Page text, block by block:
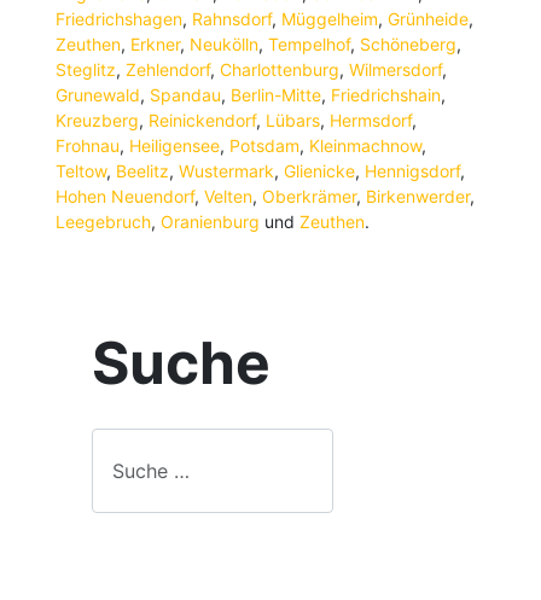
Friedrichshagen, Rahnsdorf, Müggelheim, Grünheide,
Zeuthen, Erkner, Neukölln, Tempelhof, Schöneberg,
Steglitz, Zehlendorf, Charlottenburg, Wilmersdorf,
Grunewald, Spandau, Berlin-Mitte, Friedrichshain,
Kreuzberg, Reinickendorf, Lübars, Hermsdorf,
Frohnau, Heiligensee, Potsdam, Kleinmachnow,
Teltow, Beelitz, Wustermark, Glienicke, Hennigsdorf,
Hohen Neuendorf, Velten, Oberkrämer, Birkenwerder,
Leegebruch, Oranienburg und Zeuthen.
Suche